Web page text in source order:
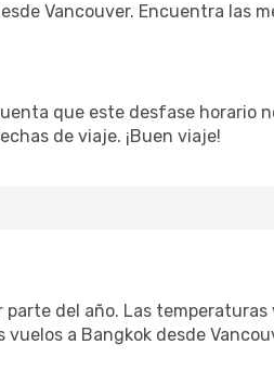
Vancouver. Encuentra las
que este desfase horario
de viaje. ¡Buen viaje!
del año. Las temperaturas
a Bangkok desde